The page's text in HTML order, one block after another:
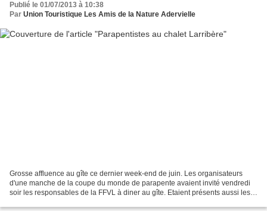
Publié le 01/07/2013 à 10:38
Par Union Touristique Les Amis de la Nature Adervielle
Grosse affluence au gîte ce dernier week-end de juin. Les organisateurs
d'une manche de la coupe du monde de parapente avaient invité vendredi
soir les responsables de la FFVL à diner au gîte. Etaient présents aussi les